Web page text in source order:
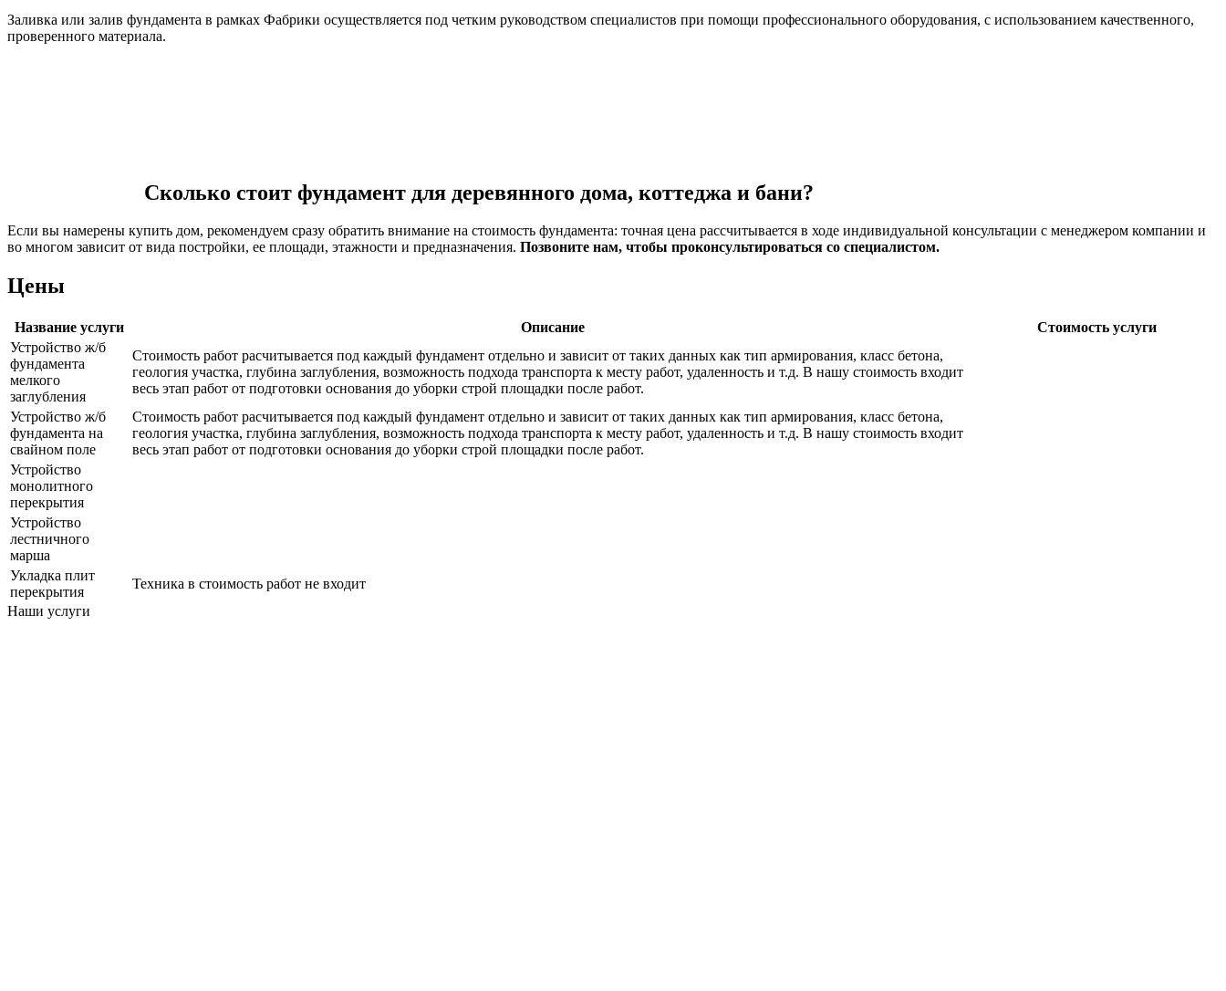
Заливка или залив фундамента в рамках Фабрики осуществляется под четким руководством специалистов при помощи профессионального оборудования, с использованием качественного,
проверенного материала.
Сколько стоит фундамент для деревянного дома, коттеджа и бани?
Если вы намерены купить дом, рекомендуем сразу обратить внимание на стоимость фундамента: точная цена рассчитывается в ходе индивидуальной консультации с менеджером компании и
во многом зависит от вида постройки, ее площади, этажности и предназначения. Позвоните нам, чтобы проконсультироваться со специалистом.
Цены
Название услуги Описание
Стоимость услуги
Устройство ж/б
фундамента
мелкого
заглубления
Стоимость работ расчитывается под каждый фундамент отдельно и зависит от таких данных как тип армирования, класс бетона,
геология участка, глубина заглубления, возможность подхода транспорта к месту работ, удаленность и т.д. В нашу стоимость входит
весь этап работ от подготовки основания до уборки строй площадки после работ.
Устройство ж/б
фундамента на
свайном поле
Стоимость работ расчитывается под каждый фундамент отдельно и зависит от таких данных как тип армирования, класс бетона,
геология участка, глубина заглубления, возможность подхода транспорта к месту работ, удаленность и т.д. В нашу стоимость входит
весь этап работ от подготовки основания до уборки строй площадки после работ.
Устройство
монолитного
перекрытия
Устройство
лестничного
марша
Укладка плит
перекрытия
Техника в стоимость работ не входит
Наши услуги